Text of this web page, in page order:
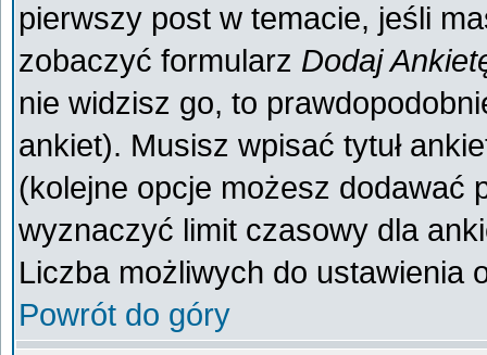
pierwszy post w temacie, jeśli
zobaczyć formularz Dodaj
nie widzisz go, to
ankiet). Musisz wpisać tytuł
(kolejne opcje możesz dodawać
wyznaczyć limit czasowy dla
Liczba możliwych do ustawienia
Powrót do góry